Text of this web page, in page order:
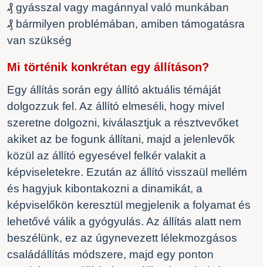
₰ gyásszal vagy magánnyal való munkában
₰ bármilyen problémában, amiben támogatásra
van szükség
Mi történik konkrétan egy állításon?
Egy állítás során egy állító aktuális témáját
dolgozzuk fel. Az állító elmeséli, hogy mivel
szeretne dolgozni, kiválasztjuk a résztvevőket
akiket az be fogunk állítani, majd a jelenlevők
közül az állító egyesével felkér valakit a
képviseletekre. Ezután az állító visszaül mellém
és hagyjuk kibontakozni a dinamikát, a
képviselőkön keresztül megjelenik a folyamat és
lehetővé válik a gyógyulás. Az állítás alatt nem
beszélünk, ez az úgynevezett lélekmozgásos
családállítás módszere, majd egy ponton